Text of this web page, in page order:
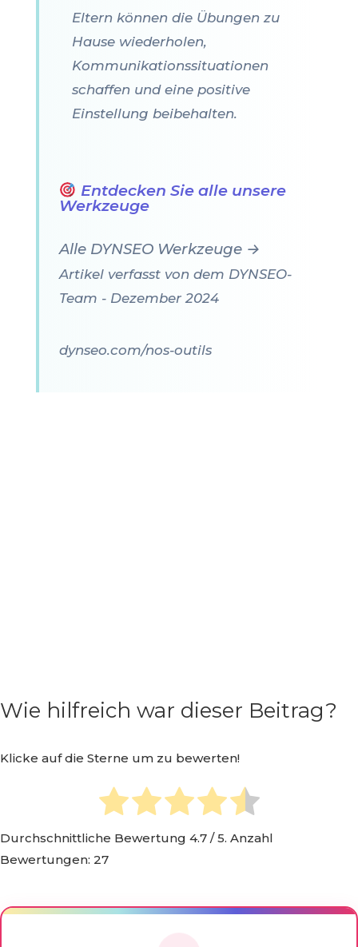
Eltern können die Übungen zu
Hause wiederholen,
Kommunikationssituationen
schaffen und eine positive
Einstellung beibehalten.
Entdecken Sie alle unsere
Werkzeuge
Alle DYNSEO Werkzeuge →
Artikel verfasst von dem DYNSEO-
Team - Dezember 2024
dynseo.com/nos-outils
Wie hilfreich war dieser Beitrag?
Klicke auf die Sterne um zu bewerten!
Durchschnittliche Bewertung 4.7 / 5. Anzahl
Bewertungen: 27